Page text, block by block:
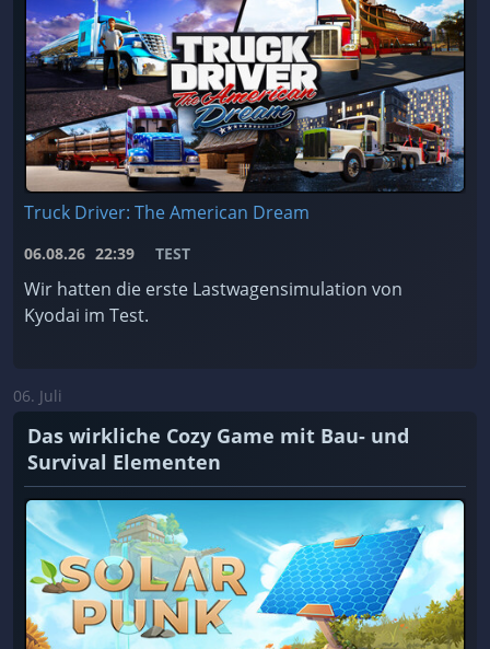
Truck Driver: The American Dream
06.08.26 22:39 TEST
Wir hatten die erste Lastwagensimulation von
Kyodai im Test.
06. Juli
Das wirkliche Cozy Game mit Bau- und
Survival Elementen